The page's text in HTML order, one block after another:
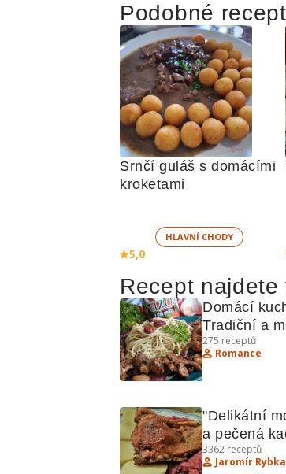
Podobné
Srnčí guláš s domácími
kroketami
HLAVNÍ CHODY
5,0
Recept najdete
Domácí
Tradiční a
recepty z
275 receptů
Romance
"Delikátní
a pečená
Recepty pro
3362 receptů
Jaromír Rybka